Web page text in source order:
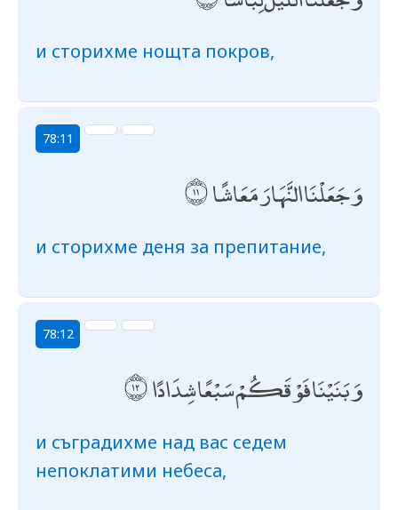
и сторихме нощта покров,
78:11
وَجَعَلْنَا النَّهَارَ مَعَاشًا
и сторихме деня за препитание,
78:12
وَبَنَيْنَا فَوْقَكُمْ سَبْعًا شِدَادًا
и съградихме над вас седем
непоклатими небеса,